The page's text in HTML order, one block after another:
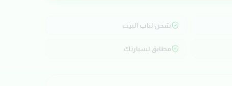
شحن لباب البيت
مطابق لسيارتك